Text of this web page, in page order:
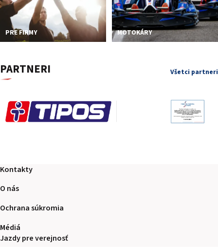
PRE FIRMY MOTOKÁRY
PARTNERI Všetci partneri
Kontakty
O nás
Ochrana súkromia
Médiá
Jazdy pre verejnosť